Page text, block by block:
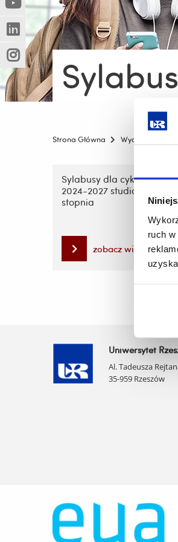
ruch
innej
strony)
(Nowe
okno)
(Link
do
innej
strony)
(Nowe
okno)
(Link
do
innej
strony)
(Nowe
okno)
(Link
do
innej
strony)
Strona Główna Wydziały
nawigację
przejdź
Sylabusy dla cyklu
2024-2027 studia
stopnia
zobacz więcej
Uniwersytet
Al. Tadeusza
35-959 Rzeszów